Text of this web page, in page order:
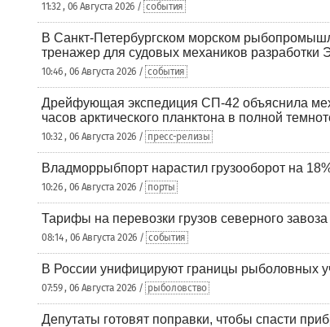
11:32 , 06 Августа 2026 / события
В Санкт-Петербургском морском
тренажер для судовых механиков
10:46 , 06 Августа 2026 / события
Дрейфующая экспедиция СП-42 объяснила
часов арктического планктона в полной
10:32 , 06 Августа 2026 / пресс-релизы
Владморрыбпорт нарастил грузооборот на
10:26 , 06 Августа 2026 / порты
Тарифы на перевозки грузов северного
08:14 , 06 Августа 2026 / события
В России унифицируют границы рыболовных
07:59 , 06 Августа 2026 / рыболовство
Депутаты готовят поправки, чтобы спасти